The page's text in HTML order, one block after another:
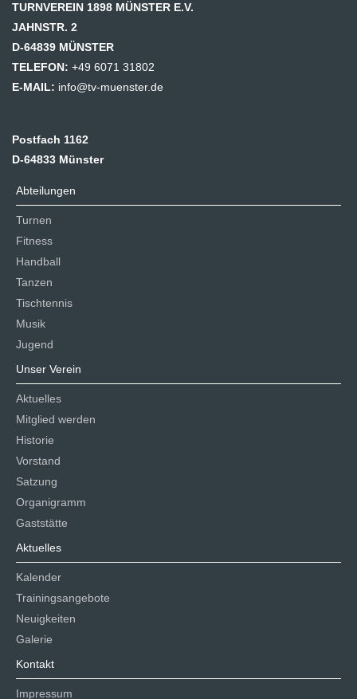
TURNVEREIN 1898 MÜNSTER E.V.
JAHNSTR. 2
D-64839 MÜNSTER
TELEFON: +49 6071 31802
E-MAIL: info@tv-muenster.de
Postfach 1162
D-64833 Münster
Abteilungen
Turnen
Fitness
Handball
Tanzen
Tischtennis
Musik
Jugend
Unser Verein
Aktuelles
Mitglied werden
Historie
Vorstand
Satzung
Organigramm
Gaststätte
Aktuelles
Kalender
Trainingsangebote
Neuigkeiten
Galerie
Kontakt
Impressum